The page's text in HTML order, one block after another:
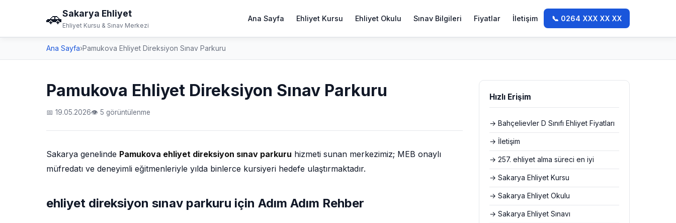
🚗Sakarya Ehliyet
Ehliyet Kursu & Sınav Merkezi
Ana Sayfa Ehliyet Kursu Ehliyet Okulu Sınav Bilgileri Fiyatlar İletişim 📞 0264 XXX XX XX
Ana Sayfa›Pamukova Ehliyet Direksiyon Sınav Parkuru
Pamukova Ehliyet Direksiyon Sınav Parkuru
📅 19.05.2026👁 5 görüntülenme
Sakarya genelinde Pamukova ehliyet direksiyon sınav parkuru hizmeti sunan merkezimiz; MEB onaylı
müfredatı ve deneyimli eğitmenleriyle yılda binlerce kursiyeri hedefe ulaştırmaktadır.
ehliyet direksiyon sınav parkuru için Adım Adım Rehber
Hızlı Erişim
→ Bahçelievler D Sınıfı Ehliyet Fiyatları
→ İletişim
→ 257. ehliyet alma süreci en iyi
→ Sakarya Ehliyet Kursu
→ Sakarya Ehliyet Okulu
→ Sakarya Ehliyet Sınavı